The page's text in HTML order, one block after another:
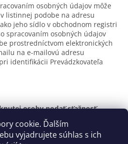
cookie. Ďalším
vyjadrujete súhlas s ich
osobných údajov môže
listinnej podobe na adresu
jeho sídlo v obchodnom registri
spracovaním osobných údajov
prostredníctvom elektronických
na e-mailovú adresu
identifikácii Prevádzkovateľa
osoby podať sťažnosť